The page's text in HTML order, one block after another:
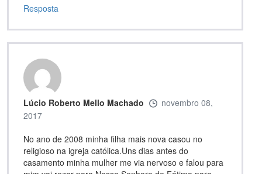
Resposta
Lúcio Roberto Mello Machado
novembro 08,
2017
No ano de 2008 minha filha mais nova casou no
religioso na igreja católica.Uns dias antes do
casamento minha mulher me via nervoso e falou para